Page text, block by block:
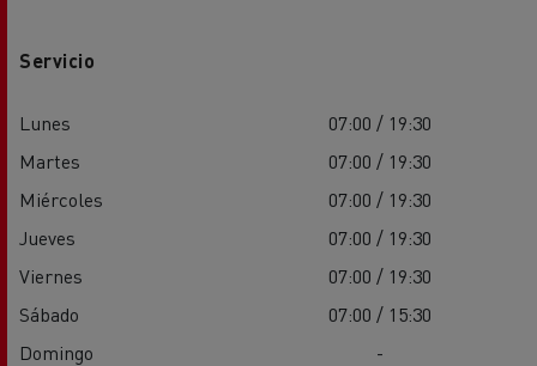
Servicio
Lunes
07:00 / 19:30
Martes
07:00 / 19:30
Miércoles
07:00 / 19:30
Jueves
07:00 / 19:30
Viernes
07:00 / 19:30
Sábado
07:00 / 15:30
Domingo
-